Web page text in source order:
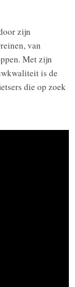
zijn
van
Met zijn
is de
die op zoek